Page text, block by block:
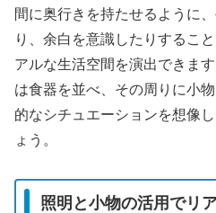
間に奥行きを持たせるように
り、余白を意識したりするこ
アルな生活空間を演出できま
は食器を並べ、その周りに小
的なシチュエーションを想像
ょう。
照明と小物の活用でリ